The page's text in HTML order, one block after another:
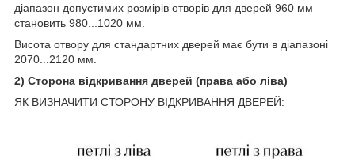
діапазон допустимих розмірів отворів для дверей 960 мм
становить 980...1020 мм.
Висота отвору для стандартних дверей має бути в діапазоні
2070...2120 мм.
2) Сторона відкривання дверей (права або ліва)
ЯК ВИЗНАЧИТИ СТОРОНУ ВІДКРИВАННЯ ДВЕРЕЙ: